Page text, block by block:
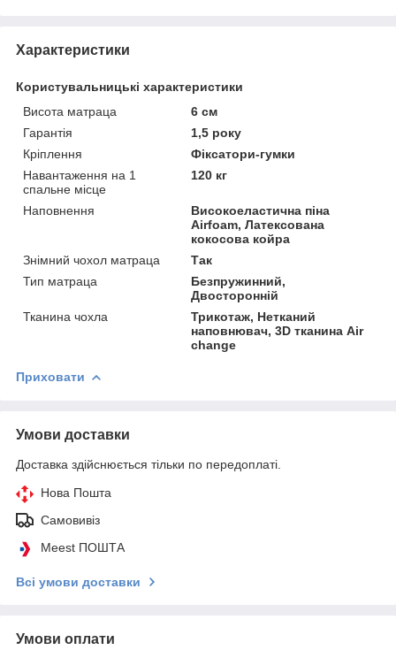
Характеристики
Користувальницькі характеристики
Висота матраца
6 см
Гарантія
1,5 року
Кріплення
Фіксатори-гумки
Навантаження на 1
спальне місце
120 кг
Наповнення
Високоеластична піна
Airfoam, Латексована
кокосова койра
Знімний чохол матраца
Так
Тип матраца
Безпружинний,
Двосторонній
Тканина чохла
Трикотаж, Нетканий
наповнювач, 3D тканина Air
change
Приховати
Умови доставки
Доставка здійснюється тільки по передоплаті.
Нова Пошта
Самовивіз
Meest ПОШТА
Всі умови доставки
Умови оплати